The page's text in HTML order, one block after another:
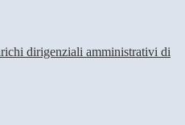
dirigenziali amministrativi di